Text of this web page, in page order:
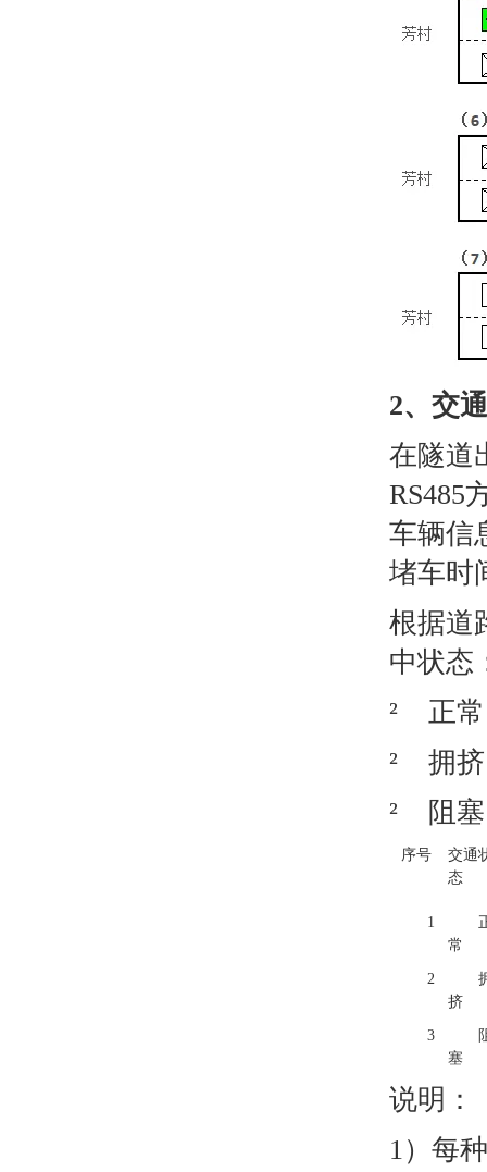
2、交
在隧道
RS485
车辆信
堵车时
根据道
中状态
² 正常
² 拥挤
² 阻塞
序号
交通
态
1
常
2
挤
3
塞
说明：
1）每